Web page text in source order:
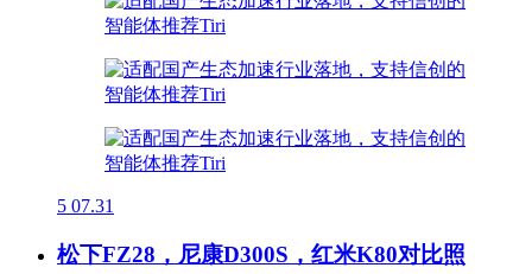
5 07.31
松下FZ28，尼康D300S，红米K80对比照